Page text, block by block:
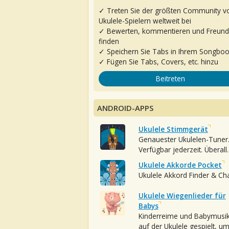
✓ Treten Sie der größten Community
Ukulele-Spielern weltweit bei
✓ Bewerten, kommentieren und
finden
✓ Speichern Sie Tabs in Ihrem
✓ Fügen Sie Tabs, Covers, etc. hinzu
Beitreten
ANDROID-APPS
Ukulele Stimmgerät
Genauester Ukulelen-Tuner.
Verfügbar jederzeit. Überall.
Ukulele Akkorde Pocket
Ukulele Akkord Finder &
Ukulele Wiegenlieder für
Babys
Kinderreime und
auf der Ukulele gespielt, um